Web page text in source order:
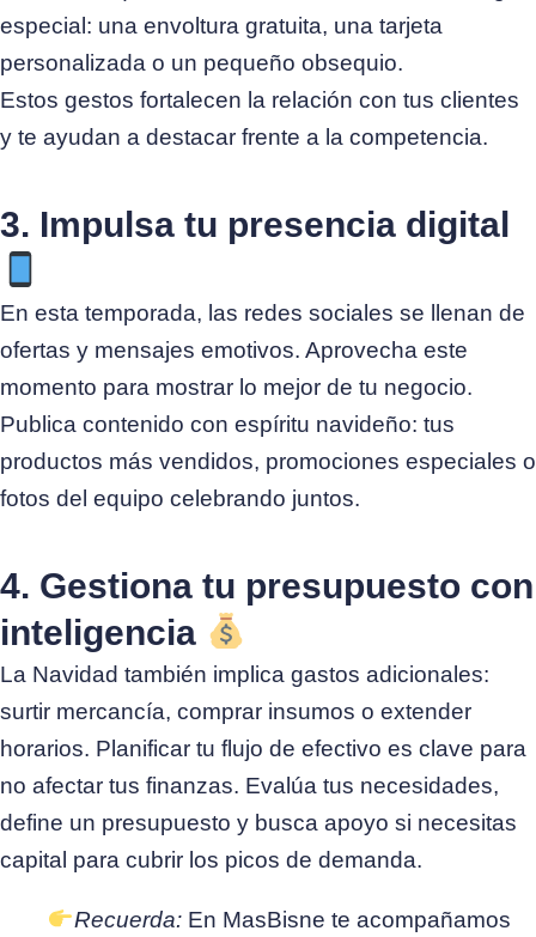
especial: una envoltura gratuita, una tarjeta
personalizada o un pequeño obsequio.
Estos gestos fortalecen la relación con tus clientes
y te ayudan a destacar frente a la competencia.
3. Impulsa tu presencia digital
En esta temporada, las redes sociales se llenan de
ofertas y mensajes emotivos. Aprovecha este
momento para mostrar lo mejor de tu negocio.
Publica contenido con espíritu navideño: tus
productos más vendidos, promociones especiales o
fotos del equipo celebrando juntos.
4. Gestiona tu presupuesto con
inteligencia
La Navidad también implica gastos adicionales:
surtir mercancía, comprar insumos o extender
horarios. Planificar tu flujo de efectivo es clave para
no afectar tus finanzas. Evalúa tus necesidades,
define un presupuesto y busca apoyo si necesitas
capital para cubrir los picos de demanda.
Recuerda:En MasBisne te acompañamos